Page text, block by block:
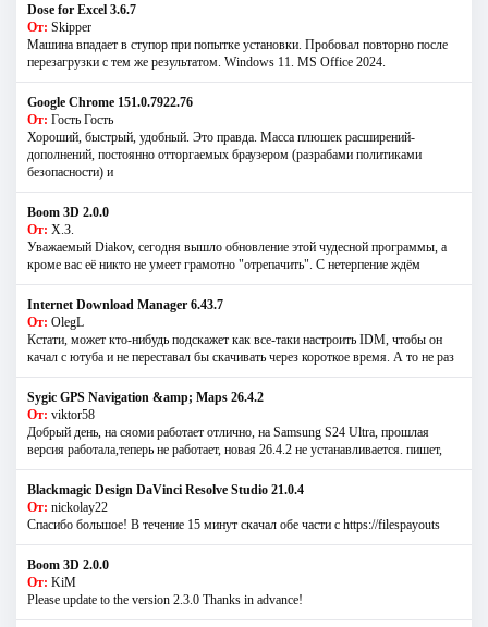
Dose for Excel 3.6.7
От: Skipper
Машина впадает в ступор при попытке установки. Пробовал повторно после
перезагрузки с тем же результатом. Windows 11. MS Offiсe 2024.
Google Chrome 151.0.7922.76
От: Гость Гость
Хороший, быстрый, удобный. Это правда. Масса плюшек расширений-
дополнений, постоянно отторгаемых браузером (разрабами политиками
безопасности) и
Boom 3D 2.0.0
От: Х.З.
Уважаемый Diakov, сегодня вышло обновление этой чудесной программы, а
кроме вас её никто не умеет грамотно "отрепачить". С нетерпение ждём
Internet Download Manager 6.43.7
От: OlegL
Кстати, может кто-нибудь подскажет как все-таки настроить IDM, чтобы он
качал с ютуба и не переставал бы скачивать через короткое время. А то не раз
Sygic GPS Navigation &amp; Maps 26.4.2
От: viktor58
Добрый день, на сяоми работает отлично, на Samsung S24 Ultra, прошлая
версия работала,теперь не работает, новая 26.4.2 не устанавливается. пишет,
Blackmagic Design DaVinci Resolve Studio 21.0.4
От: nickolay22
Спасибо большое! В течение 15 минут скачал обе части с https://filespayouts
Boom 3D 2.0.0
От: KiM
Please update to the version 2.3.0 Thanks in advance!